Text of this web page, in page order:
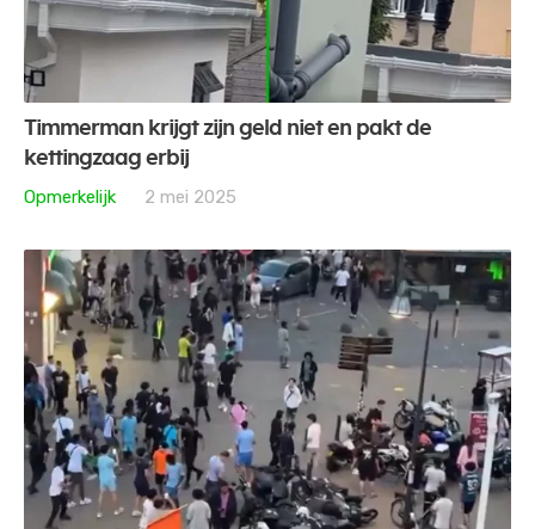
Timmerman krijgt zijn geld niet en pakt de
kettingzaag erbij
Opmerkelijk
2 mei 2025